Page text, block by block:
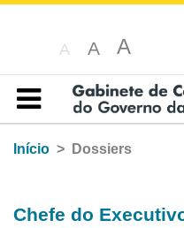
A A A
Índice
Início
Dossiers
Chefe do